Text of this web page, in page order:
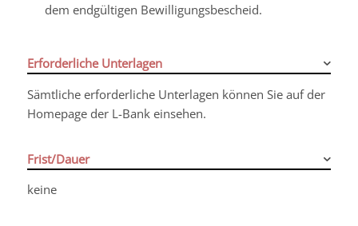
dem endgültigen Bewilligungsbescheid.
Erforderliche Unterlagen
Sämtliche erforderliche Unterlagen können Sie auf der
Homepage der L-Bank einsehen.
Frist/Dauer
keine